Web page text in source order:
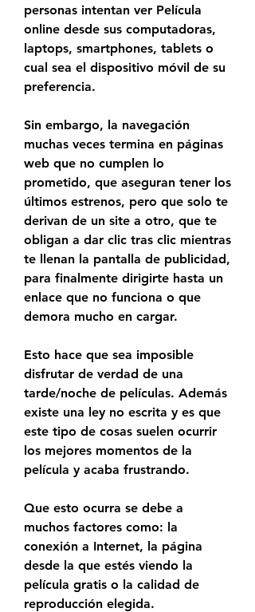
personas intentan ver Película
online desde sus computadoras,
laptops, smartphones, tablets o
cual sea el dispositivo móvil de su
preferencia.
Sin embargo, la navegación
muchas veces termina en páginas
web que no cumplen lo
prometido, que aseguran tener los
últimos estrenos, pero que solo te
derivan de un site a otro, que te
obligan a dar clic tras clic mientras
te llenan la pantalla de publicidad,
para finalmente dirigirte hasta un
enlace que no funciona o que
demora mucho en cargar.
Esto hace que sea imposible
disfrutar de verdad de una
tarde/noche de películas. Además
existe una ley no escrita y es que
este tipo de cosas suelen ocurrir
los mejores momentos de la
película y acaba frustrando.
Que esto ocurra se debe a
muchos factores como: la
conexión a Internet, la página
desde la que estés viendo la
película gratis o la calidad de
reproducción elegida.